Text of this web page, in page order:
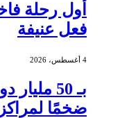
فعل عنيفة
4 أغسطس، 2026
بـ 50
ضخمًا